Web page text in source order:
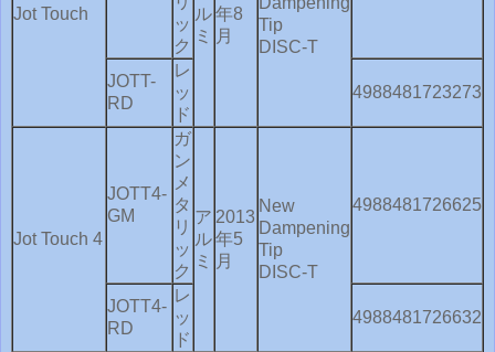
Jot Touch
ッ
ク
ル
ミ
年8
月
Tip
DISC-T
JOTT-
RD
レ
ッ
ド
4988481723273
Jot Touch 4
JOTT4-
GM
ガ
ン
メ
タ
リ
ッ
ク
ア
ル
ミ
2013
年5
月
New
Dampening
Tip
DISC-T
4988481726625
JOTT4-
RD
レ
ッ
ド
4988481726632